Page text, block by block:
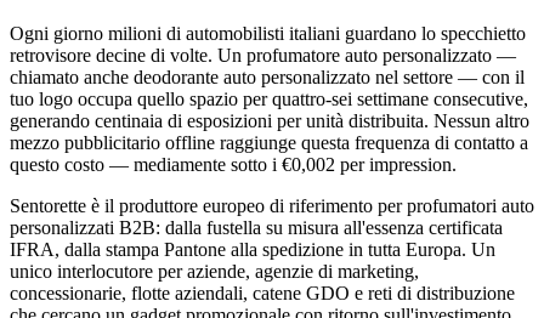
Ogni giorno milioni di automobilisti italiani guardano lo specchietto
retrovisore decine di volte. Un profumatore auto personalizzato —
chiamato anche deodorante auto personalizzato nel settore — con il
tuo logo occupa quello spazio per quattro-sei settimane consecutive,
generando centinaia di esposizioni per unità distribuita. Nessun altro
mezzo pubblicitario offline raggiunge questa frequenza di contatto a
questo costo — mediamente sotto i €0,002 per impression.
Sentorette è il produttore europeo di riferimento per profumatori auto
personalizzati B2B: dalla fustella su misura all'essenza certificata
IFRA, dalla stampa Pantone alla spedizione in tutta Europa. Un
unico interlocutore per aziende, agenzie di marketing,
concessionarie, flotte aziendali, catene GDO e reti di distribuzione